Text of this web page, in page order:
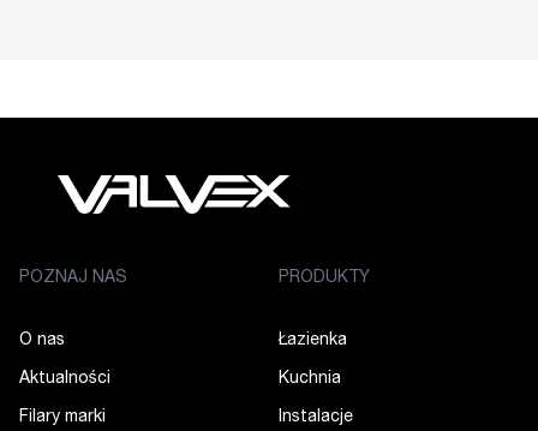
POZNAJ NAS
O nas
Aktualności
Filary marki
PRODUKTY
Łazienka
Kuchnia
Instalacje